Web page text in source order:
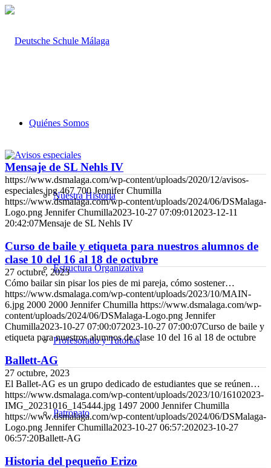
Quiénes Somos
Nuestra Historia
Estructura Organizativa
Profesorado y Tutorías
Patronato
Mensaje de SL Nehls IV
https://www.dsmalaga.com/wp-content/uploads/2020/12/avisos-
especiales.jpg 467 700 Jennifer Chumilla
https://www.dsmalaga.com/wp-content/uploads/2024/06/DSMalaga-
Logo.png Jennifer Chumilla2023-10-27 07:09:01 2023-12-11
20:42:07Mensaje de SL Nehls IV
Curso de baile y etiqueta para nuestros alumnos de
clase 10 del 16 al 18 de octubre
27 octubre, 2023
Cómo bailar sin pisar los pies de mi pareja, cómo sostener…
https://www.dsmalaga.com/wp-content/uploads/2023/10/MAIN-
6.jpg 2000 2000 Jennifer Chumilla https://www.dsmalaga.com/wp-
content/uploads/2024/06/DSMalaga-Logo.png Jennifer
Chumilla2023-10-27 07:00:072023-10-27 07:00:07Curso de baile y
etiqueta para nuestros alumnos de clase 10 del 16 al 18 de octubre
Ballett-AG
27 octubre, 2023
El Ballet-AG es un grupo dedicado de estudiantes que se reúnen…
https://www.dsmalaga.com/wp-content/uploads/2023/10/16102023-
IMG_20231016_145444.jpg 1497 2000 Jennifer Chumilla
https://www.dsmalaga.com/wp-content/uploads/2024/06/DSMalaga-
Logo.png Jennifer Chumilla2023-10-27 06:57:202023-10-27
06:57:20Ballett-AG
Historia del pequeño Erizo